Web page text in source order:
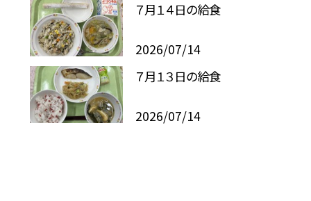
７月１４日の給食
2026/07/14
７月１３日の給食
2026/07/14